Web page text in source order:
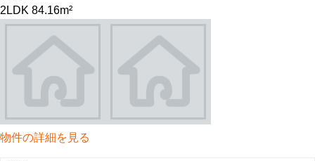
2LDK 84.16m²
物件の詳細を見る